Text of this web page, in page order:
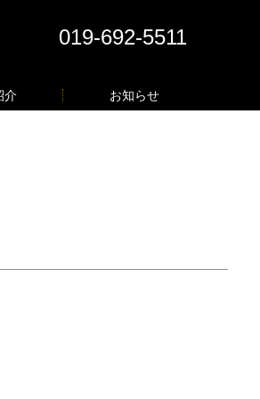
019-692-5511
介 お知らせ